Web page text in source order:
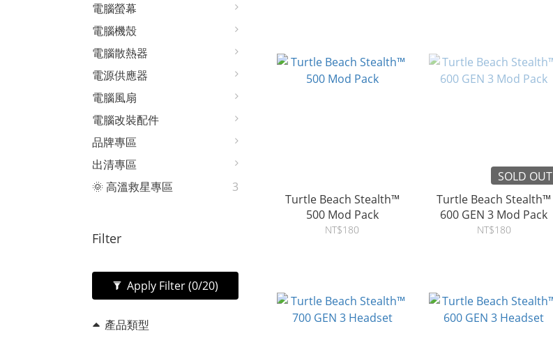
電腦螢幕
電腦機殼
電腦散熱器
電源供應器
電腦風扇
電腦改裝配件
品牌專區
出清專區
🌞 高溫救星專區
3
Filter
Apply Filter(0/20)
產品類型
Turtle Beach Stealth™
500 Mod Pack
NT$180
SOLD OUT
Turtle Beach Stealth™
600 GEN 3 Mod Pack
NT$180